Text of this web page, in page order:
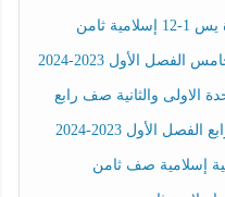
ثامن
الأول 2023-2024
الاولى والثانية صف رابع
الأول 2023-2024
إسلامية صف ثامن